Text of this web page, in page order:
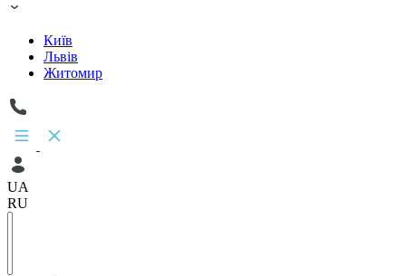
Київ
Львів
Житомир
UA
RU